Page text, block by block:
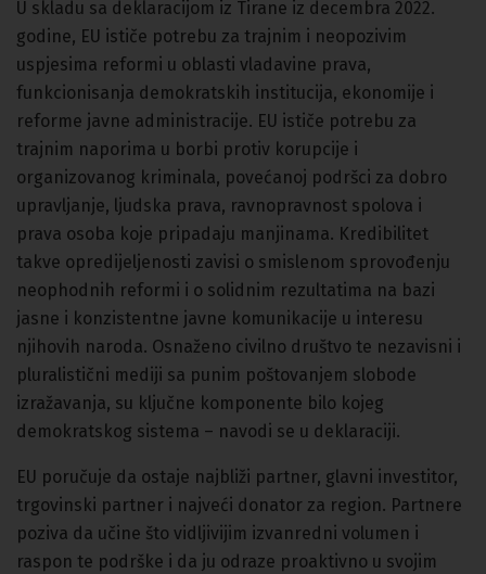
U skladu sa deklaracijom iz Tirane iz decembra 2022.
godine, EU ističe potrebu za trajnim i neopozivim
uspjesima reformi u oblasti vladavine prava,
funkcionisanja demokratskih institucija, ekonomije i
reforme javne administracije. EU ističe potrebu za
trajnim naporima u borbi protiv korupcije i
organizovanog kriminala, povećanoj podršci za dobro
upravljanje, ljudska prava, ravnopravnost spolova i
prava osoba koje pripadaju manjinama. Kredibilitet
takve opredijeljenosti zavisi o smislenom sprovođenju
neophodnih reformi i o solidnim rezultatima na bazi
jasne i konzistentne javne komunikacije u interesu
njihovih naroda. Osnaženo civilno društvo te nezavisni i
pluralistični mediji sa punim poštovanjem slobode
izražavanja, su ključne komponente bilo kojeg
demokratskog sistema – navodi se u deklaraciji.
EU poručuje da ostaje najbliži partner, glavni investitor,
trgovinski partner i najveći donator za region. Partnere
poziva da učine što vidljivijim izvanredni volumen i
raspon te podrške i da ju odraze proaktivno u svojim